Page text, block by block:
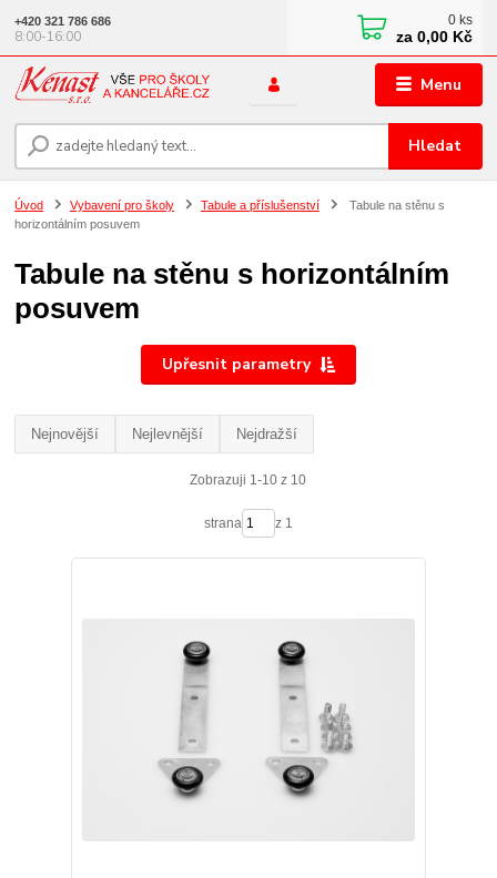
Menu
Hledat
+420 321 786 686
8:00-16:00
0 ks
za 0,00 Kč
Úvod Vybavení pro školy Tabule a příslušenství
Tabule na stěnu s
horizontálním posuvem
Tabule na stěnu s horizontálním
posuvem
Upřesnit parametry
Nejnovější Nejlevnější Nejdražší
Zobrazuji 1-10 z 10
strana z 1